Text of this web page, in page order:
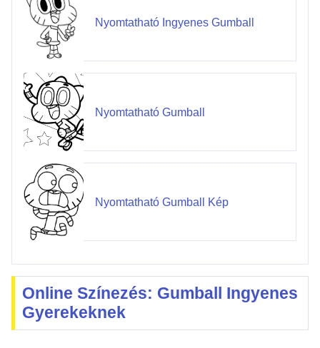
Nyomtatható Ingyenes Gumball
Nyomtatható Gumball
Nyomtatható Gumball Kép
Online Színezés: Gumball Ingyenes
Gyerekeknek